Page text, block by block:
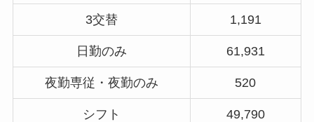
3交替 1,191
日勤のみ 61,931
夜勤専従・夜勤のみ 520
シフト 49,790